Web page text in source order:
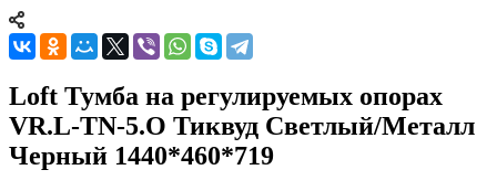
Loft Тумба на регулируемых опорах
VR.L-TN-5.O Тиквуд Светлый/Металл
Черный 1440*460*719